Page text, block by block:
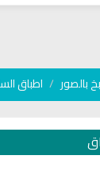
بالصور اطباق